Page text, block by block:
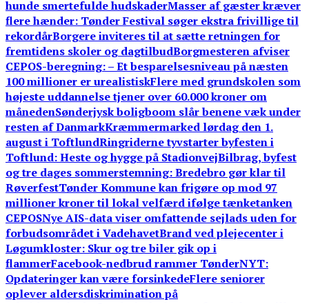
hunde smertefulde hudskaderMasser af gæster kræver
flere hænder: Tønder Festival søger ekstra frivillige til
rekordårBorgere inviteres til at sætte retningen for
fremtidens skoler og dagtilbudBorgmesteren afviser
CEPOS-beregning: – Et besparelsesniveau på næsten
100 millioner er urealistiskFlere med grundskolen som
højeste uddannelse tjener over 60.000 kroner om
månedenSønderjysk boligboom slår benene væk under
resten af DanmarkKræmmermarked lørdag den 1.
august i ToftlundRingriderne tyvstarter byfesten i
Toftlund: Heste og hygge på StadionvejBilbrag, byfest
og tre dages sommerstemning: Bredebro gør klar til
RøverfestTønder Kommune kan frigøre op mod 97
millioner kroner til lokal velfærd ifølge tænketanken
CEPOSNye AIS-data viser omfattende sejlads uden for
forbudsområdet i VadehavetBrand ved plejecenter i
Løgumkloster: Skur og tre biler gik op i
flammerFacebook-nedbrud rammer TønderNYT:
Opdateringer kan være forsinkedeFlere seniorer
oplever aldersdiskrimination på